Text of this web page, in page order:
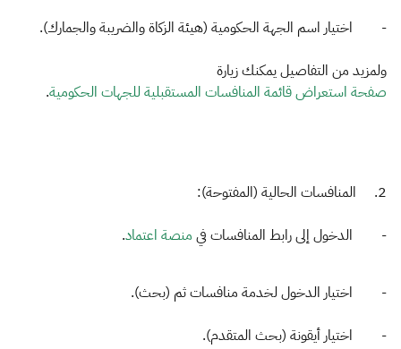
- اختيار اسم الجهة الحكومية (هيئة الزكاة والضريبة والجمارك).
ولمزيد من التفاصيل يمكنك زيارة
صفحة استعراض قائمة المنافسات المستقبلية للجهات الحكومية.
2. المنافسات الحالية (المفتوحة):
- الدخول إلى رابط المنافسات في منصة اعتماد.
- اختيار الدخول لخدمة منافسات ثم (بحث).
- اختيار أيقونة (بحث المتقدم).